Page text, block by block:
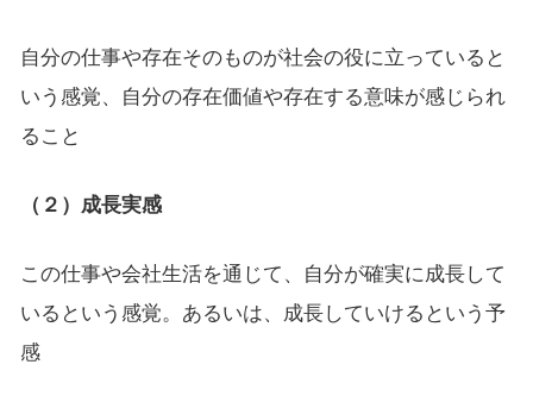
自分の仕事や存在そのものが社会の役に立っていると
いう感覚、自分の存在価値や存在する意味が感じられ
ること
（２）成長実感
この仕事や会社生活を通じて、自分が確実に成長して
いるという感覚。あるいは、成長していけるという予
感